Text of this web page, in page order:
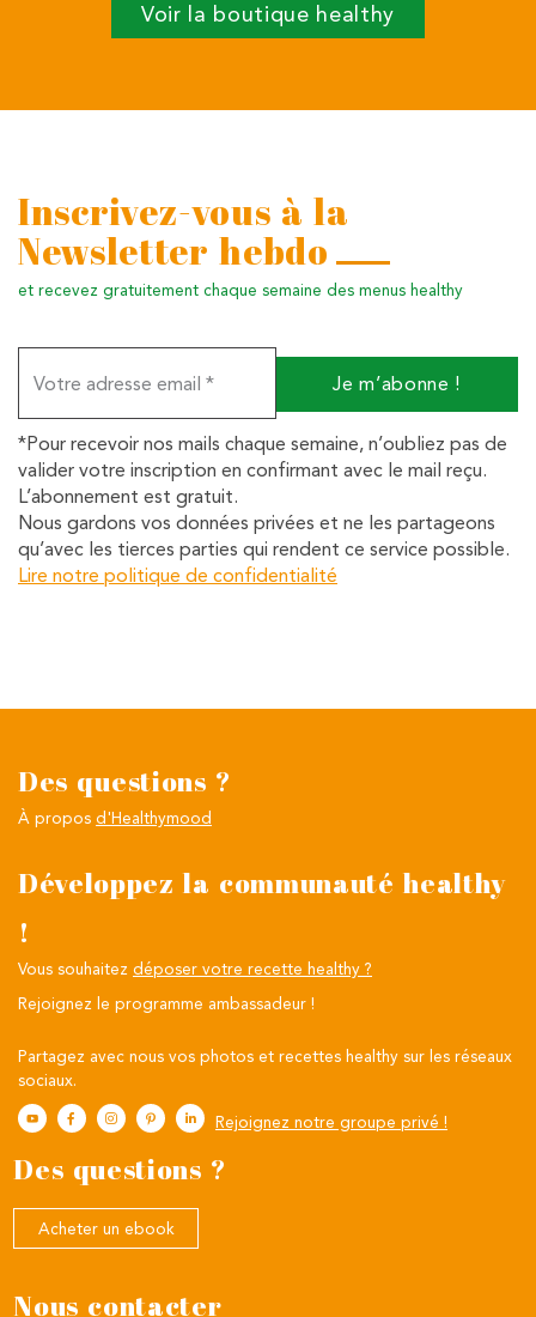
Voir la boutique healthy
Inscrivez-vous à la
Newsletter hebdo
et recevez gratuitement chaque semaine des menus healthy
adresse
*
*Pour recevoir nos mails chaque semaine, n’oubliez pas de
valider votre inscription en confirmant avec le mail reçu.
L’abonnement est gratuit.
Nous gardons vos données privées et ne les partageons
qu’avec les tierces parties qui rendent ce service possible.
Lire notre politique de confidentialité
Des questions ?
À propos d'Healthymood
Développez la communauté healthy
!
Vous souhaitez déposer votre recette healthy ?
Rejoignez le programme ambassadeur !
Partagez avec nous vos photos et recettes healthy sur les réseaux
sociaux.
Rejoignez notre groupe privé !
Des questions ?
Acheter un ebook
Nous contacter